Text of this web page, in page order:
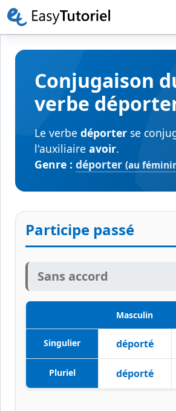
Conjugaison
verbe
Le verbe déporter se
l'auxiliaire avoir.
Genre : déporter (au
Participe passé
Sans accord
Masculin
Singulier déporté
Pluriel déporté